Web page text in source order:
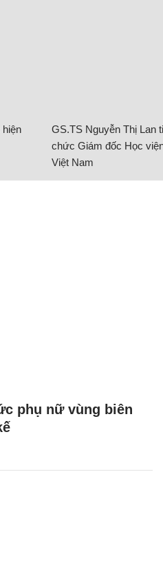
GS.TS Nguyễn Thị Lan
chức Giám đốc Học
Việt Nam
phụ nữ vùng biên